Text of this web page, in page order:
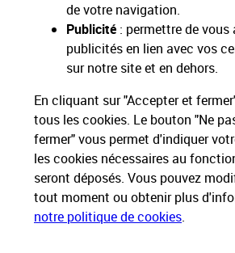
de votre navigation.
Publicité : permettre de vous
publicités en lien avec vos
sur notre site et en dehors.
En cliquant sur "Accepter et
tous les cookies. Le bouton "Ne
fermer" vous permet d'indiquer
les cookies nécessaires au
seront déposés. Vous pouvez
tout moment ou obtenir plus
notre politique de cookies.
Restons connectés
Services Pros
Envois Courrier
Expéditions de Colis
Informations & Assistance